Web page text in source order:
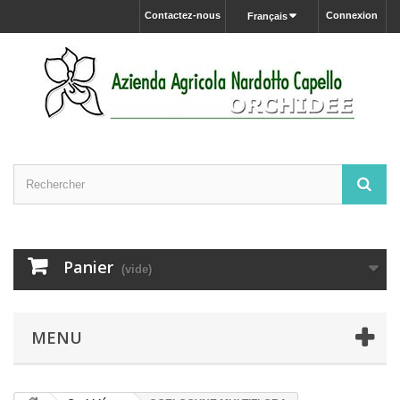
Connexion
Français
Contactez-nous
Panier (vide)
MENU